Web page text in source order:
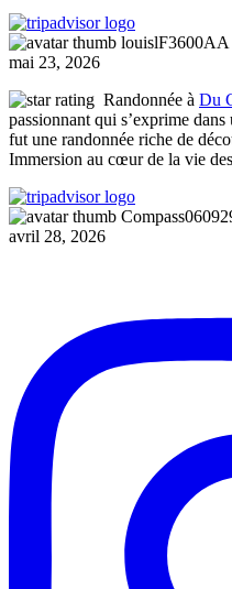
louislF3600AA
mai 23, 2026
Randonnée à Du
passionnant qui s’exprime
fut une randonnée riche de
Immersion au cœur de la vie des
avril 28, 2026